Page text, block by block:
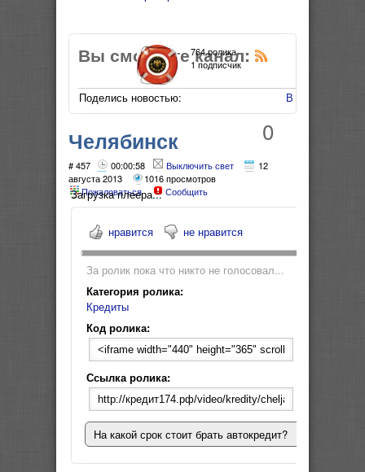
Вы смотрите канал:
Поделись новостью: В Мой Мир
764 ролика
1 подписчик
0
Челябинск
Автокредит ТВ - на
какой срок брать
кредит?
# 457 00:00:58 Выключить свет
12
августа 2013
1016 просмотров
Пожаловаться
Сообщить
Загрузка плеера...
нравится не нравится
За ролик пока что никто не голосовал...
Категория ролика:
Кредиты
Код ролика:
Ссылка ролика:
На какой срок стоит брать автокредит?